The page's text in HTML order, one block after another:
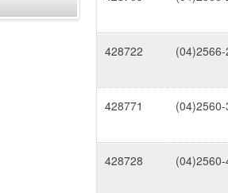
428722
428771
428728